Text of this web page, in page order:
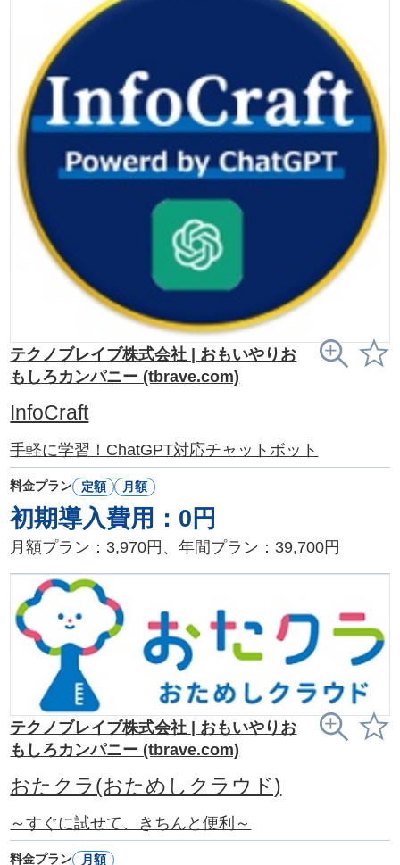
テクノブレイブ株式会社 | おもいやりお
もしろカンパニー (tbrave.com)
InfoCraft
手軽に学習！ChatGPT対応チャットボット
料金プラン 定額 月額
初期導入費用：0円
月額プラン：3,970円、年間プラン：39,700円
テクノブレイブ株式会社 | おもいやりお
もしろカンパニー (tbrave.com)
おたクラ(おためしクラウド)
～すぐに試せて、きちんと便利～
料金プラン 月額